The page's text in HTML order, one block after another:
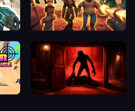
Horde Crusher
Doors Castle